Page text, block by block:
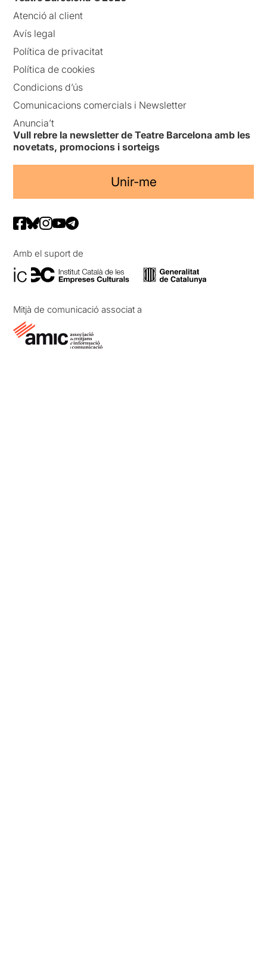
Atenció al client
Avís legal
Política de privacitat
Política de cookies
Condicions d’ús
Comunicacions comercials i Newsletter
Anuncia’t
Vull rebre la newsletter de Teatre Barcelona amb les
novetats, promocions i sorteigs
Unir-me
Amb el suport de
Mitjà de comunicació associat a